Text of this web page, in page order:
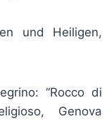
und Heiligen,
“Rocco di
Genova